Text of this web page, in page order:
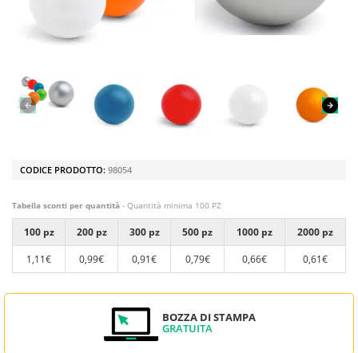
CODICE PRODOTTO: 98054
Tabella sconti per quantità - Quantità minima 100 PZ
100 pz 200 pz 300 pz 500 pz 1000 pz
2000 pz
1,11€
0,99€ 0,91€ 0,79€ 0,66€ 0,61€
BOZZA DI STAMPA
GRATUITA